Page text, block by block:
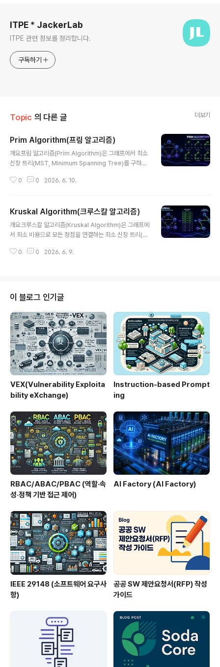
ITPE * JackerLab
ITPE 관련 정보를 정리합니다.
구독하기
Topic 의 다른 글 더보기
Prim Algorithm(프림 알고리즘)
개요프림 알고리즘(Prim Algorithm)은 그래프에서 최소
신장 트리(MST, Minimum Spanning Tree)를 구하는
인접한 최소 비용 간선을 반복적으로 선택하며 트리를 확
작 정점을 선택한 후, 현재 트리에 포함된 정점들과 인접한
간선 중 최소 비용 간선을 선택하여 점진적으로 MST를 구
성하는 방식이다. 크루스칼 알고리즘과 달리 노드 중심 접
작 정점 기준 확장크루스칼과 차별화그리디 알고리즘최소
0 0 2026. 6. 10.
Kruskal Algorithm(크루스칼 알고리즘)
개요크루스칼 알고리즘(Kruskal Algorithm)은 그래프에
서 최소 비용으로 모든 정점을 연결하는 최소 신장 트리(M
디 알고리즘이다. 간선을 비용 기준으로 정렬한 후 사이클
중치 기준으로 오름차순 정렬한 뒤, 가장 작은 간선부터 선
택하면서 사이클을 형성하지 않는 경우에만 트리에 포함시
키는 방식이다. 이를 위해 Union-Find(Disjoint Set) 자
료구조가 필수적으로 사용된다.2. 특징항목설명비고그리
디 알고리즘최적 선택 반복전역 최적 보장간선 중심 처리
노드가 아..
0 0 2026. 6. 9.
이 블로그 인기글
VEX(Vulnerability Exploita
bility eXchange)
Instruction-based Prompt
ing
RBAC/ABAC/PBAC (역할·속
성·정책 기반 접근 제어)
AI Factory (AI Factory)
IEEE 29148 (소프트웨어 요구사
항)
공공 SW 제안요청서(RFP) 작성
가이드